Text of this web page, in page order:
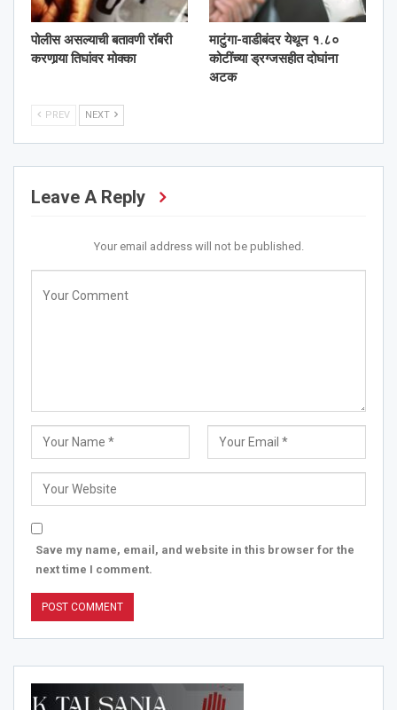
पोलीस असल्याची बतावणी रॉबरी
करणार्‍या तिघांवर मोक्का
माटुंगा-वाडीबंदर येथून १.८०
कोटींच्या ड्रग्जसहीत दोघांना
अटक
PREV NEXT
Leave A Reply
Your email address will not be published.
Save my name, email, and website in this browser for the
next time I comment.